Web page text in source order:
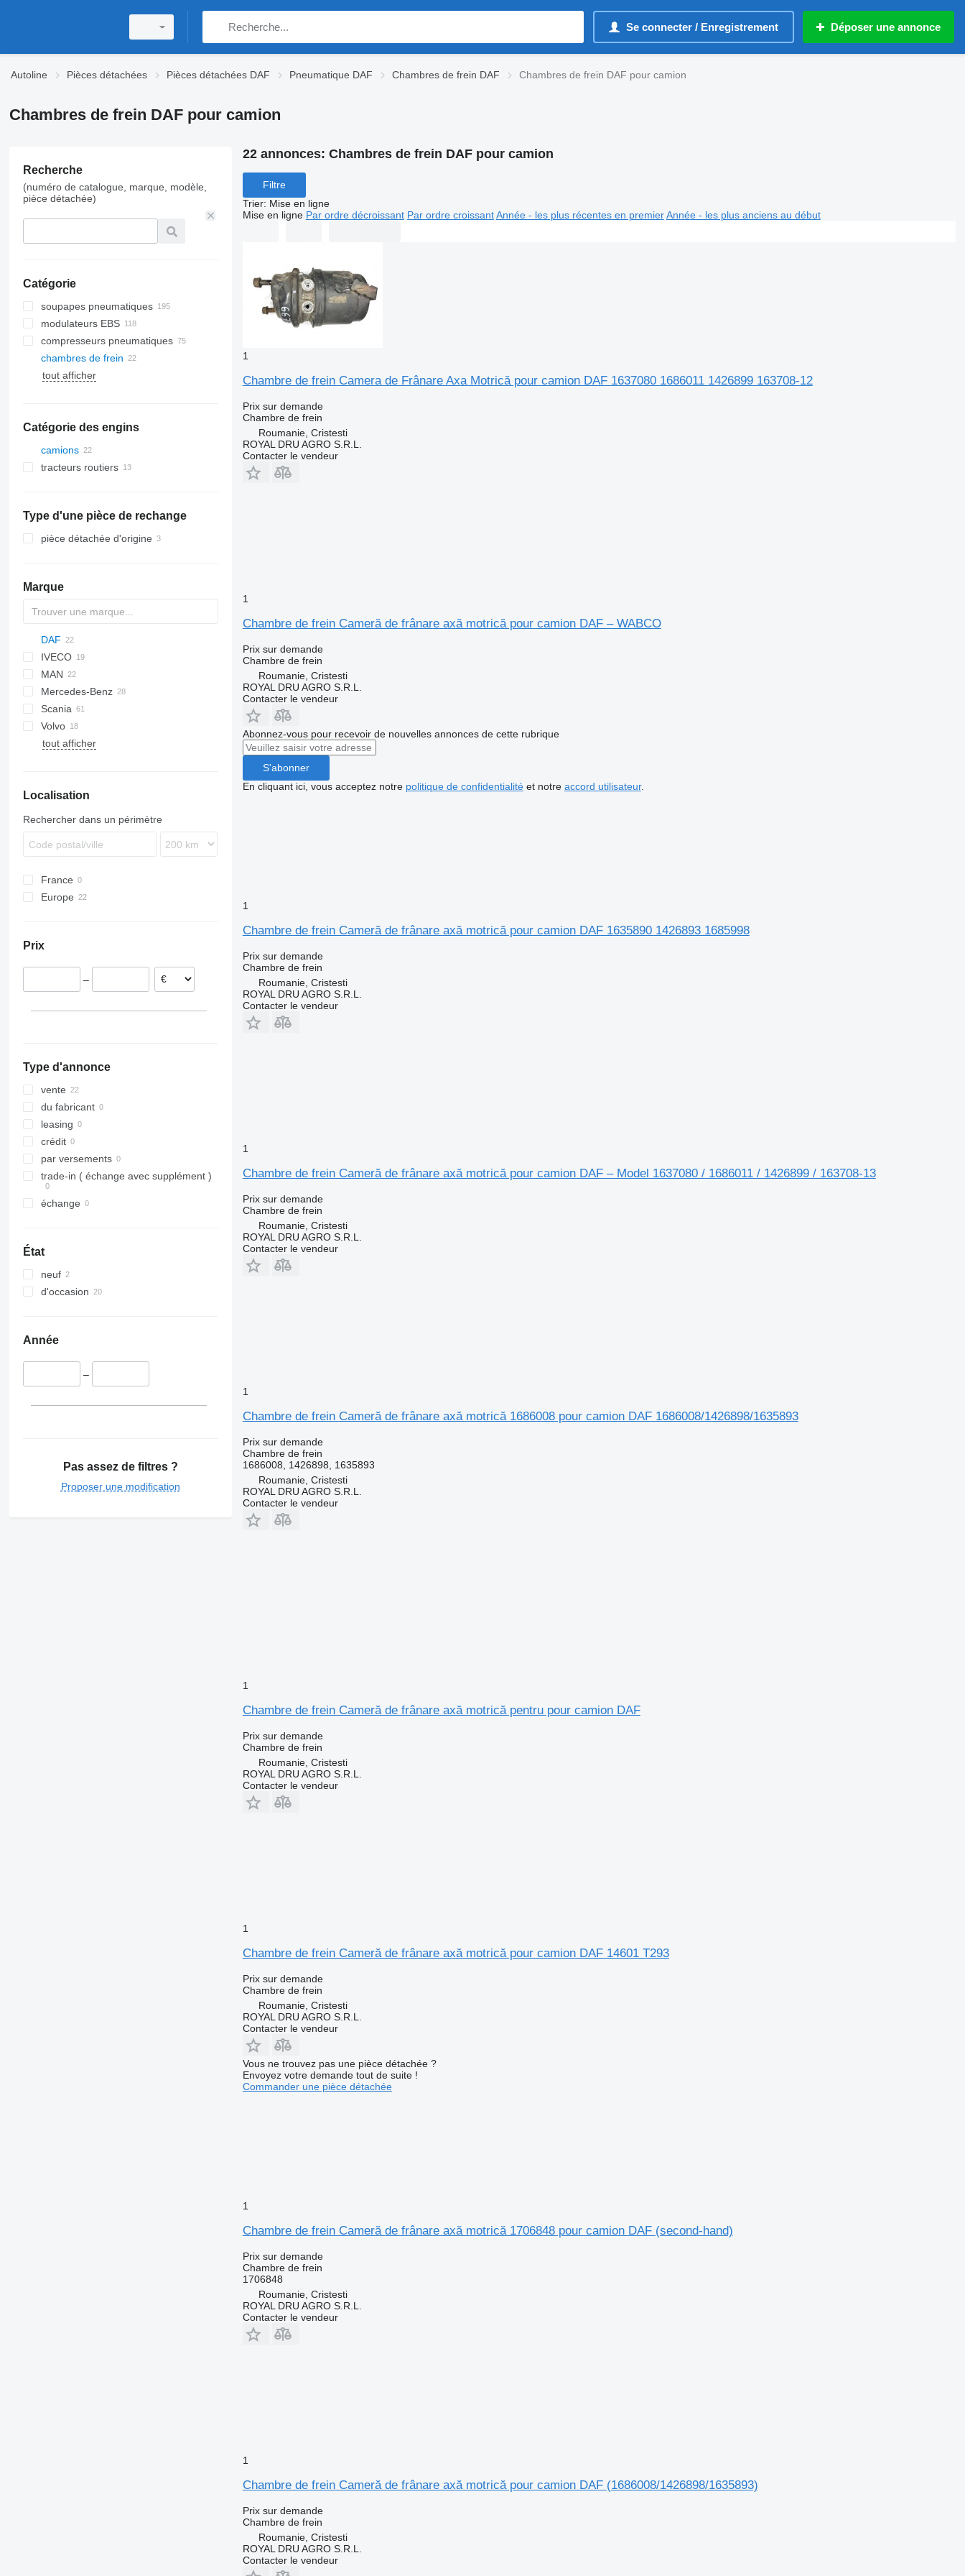
Se connecter / Enregistrement Déposer une annonce
Autoline Pièces détachées Pièces détachées DAF Pneumatique DAF Chambres de frein DAF Chambres de frein DAF pour camion
Chambres de frein DAF pour camion
Recherche
(numéro de catalogue, marque, modèle,
pièce détachée)
Catégorie
soupapes pneumatiques
modulateurs EBS
compresseurs pneumatiques
chambres de frein
tout afficher
Catégorie des engins
camions
tracteurs routiers
Type d'une pièce de rechange
pièce détachée d'origine
Marque
C-series
DAF
XF
XF 105
XG
XG+
2000
Cargo
Transit
IVECO
Daily
EuroCargo
Stralis
Turbo Daily
ELF
NKR
Carnival
MAN
TGL
TGM
TGS
TGX
Mercedes-Benz
A-Class
Actros
Atego
Vito
Cabstar
NT
Porter
Mascott
Premium
Scania
Volvo
FH
tout afficher
Localisation
Rechercher dans un périmètre
France
Europe
Pays-Bas
Belgique
Prix
–
Type d'annonce
vente
du fabricant
leasing
crédit
par versements
trade-in ( échange avec supplément )
échange
État
neuf
d'occasion
Année
–
Pas assez de filtres ?
Proposer une modification
22 annonces: Chambres de frein DAF pour camion
Filtre
Trier: Mise en ligne
Mise en ligne Par ordre décroissant Par ordre croissant Année - les plus récentes en premier Année - les plus anciens au début
1
Chambre de frein Camera de Frânare Axa Motrică pour camion DAF 1637080 1686011 1426899 163708-12
Prix sur demande
Chambre de frein
Roumanie, Cristesti
ROYAL DRU AGRO S.R.L.
Contacter le vendeur
1
Chambre de frein Cameră de frânare axă motrică pour camion DAF – WABCO
Prix sur demande
Chambre de frein
Roumanie, Cristesti
ROYAL DRU AGRO S.R.L.
Contacter le vendeur
Abonnez-vous pour recevoir de nouvelles annonces de cette rubrique
S'abonner
En cliquant ici, vous acceptez notre politique de confidentialitéet notre accord utilisateur.
1
Chambre de frein Cameră de frânare axă motrică pour camion DAF 1635890 1426893 1685998
Prix sur demande
Chambre de frein
Roumanie, Cristesti
ROYAL DRU AGRO S.R.L.
Contacter le vendeur
1
Chambre de frein Cameră de frânare axă motrică pour camion DAF – Model 1637080 / 1686011 / 1426899 / 163708-13
Prix sur demande
Chambre de frein
Roumanie, Cristesti
ROYAL DRU AGRO S.R.L.
Contacter le vendeur
1
Chambre de frein Cameră de frânare axă motrică 1686008 pour camion DAF 1686008/1426898/1635893
Prix sur demande
Chambre de frein
1686008, 1426898, 1635893
Roumanie, Cristesti
ROYAL DRU AGRO S.R.L.
Contacter le vendeur
1
Chambre de frein Cameră de frânare axă motrică pentru pour camion DAF
Prix sur demande
Chambre de frein
Roumanie, Cristesti
ROYAL DRU AGRO S.R.L.
Contacter le vendeur
1
Chambre de frein Cameră de frânare axă motrică pour camion DAF 14601 T293
Prix sur demande
Chambre de frein
Roumanie, Cristesti
ROYAL DRU AGRO S.R.L.
Contacter le vendeur
Vous ne trouvez pas une pièce détachée ?
Envoyez votre demande tout de suite !
Commander une pièce détachée
1
Chambre de frein Cameră de frânare axă motrică 1706848 pour camion DAF (second-hand)
Prix sur demande
Chambre de frein
1706848
Roumanie, Cristesti
ROYAL DRU AGRO S.R.L.
Contacter le vendeur
1
Chambre de frein Cameră de frânare axă motrică pour camion DAF (1686008/1426898/1635893)
Prix sur demande
Chambre de frein
Roumanie, Cristesti
ROYAL DRU AGRO S.R.L.
Contacter le vendeur